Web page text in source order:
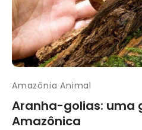
Amazônia Animal
Aranha-golias: uma
Amazônica